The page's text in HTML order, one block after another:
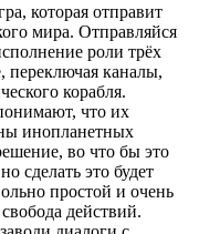
которая отправит
мира. Отправляйся
роли трёх
переключая каналы,
корабля.
что их
инопланетных
во что бы это
сделать это будет
простой и очень
действий.